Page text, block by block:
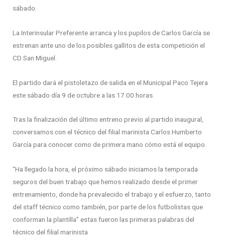
sábado.
La Interinsular Preferente arranca y los pupilos de Carlos García se
estrenan ante uno de los posibles gallitos de esta competición el
CD San Miguel.
El partido dará el pistoletazo de salida en el Municipal Paco Tejera
este sábado día 9 de octubre a las 17.00 horas.
Tras la finalización del último entreno previo al partido inaugural,
conversamos con el técnico del filial marinista Carlos Humberto
García para conocer como de primera mano cómo está el equipo.
“Ha llegado la hora, el próximo sábado iniciamos la temporada
seguros del buen trabajo que hemos realizado desde el primer
entrenamiento, donde ha prevalecido el trabajo y el esfuerzo, tanto
del staff técnico como también, por parte de los futbolistas que
conforman la plantilla” estas fueron las primeras palabras del
técnico del filial marinista